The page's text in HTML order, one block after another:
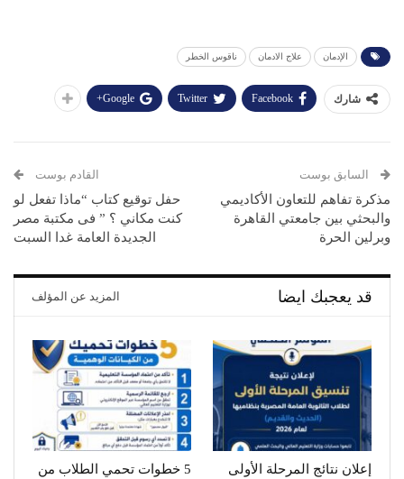
الإدمان علاج الادمان ناقوس الخطر
شارك Facebook
Twitter
Google+
السابق بوست
مذكرة تفاهم للتعاون الأكاديمي
والبحثي بين جامعتي القاهرة
وبرلين الحرة
القادم بوست
حفل توقيع كتاب “ماذا تفعل لو
كنت مكاني ؟ ” فى مكتبة مصر
الجديدة العامة غدا السبت
قد يعجبك ايضا المزيد عن المؤلف
إعلان نتائج المرحلة الأولى
5 خطوات تحمي الطلاب من